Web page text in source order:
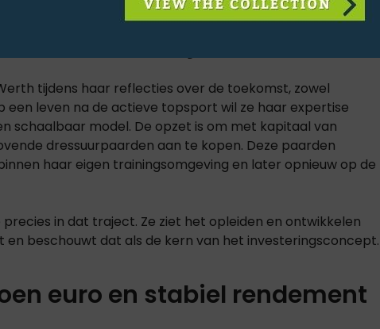
bedrijfsmodel
tijdens haar reflecties over de toekomst, zowel
een leven na de actieve topsport wil ze haar expertise
schaalbaar model. De opzet is om met kapitaal van
dressuurpaarden aan te kopen. Deze paarden
haar eigen trainingsomgeving en later opnieuw op de
in dat traject. Ze ziet het opleiden en ontwikkelen
beschouwt dat als de kern van het investeringsconcept.
euro en stabiel rendement